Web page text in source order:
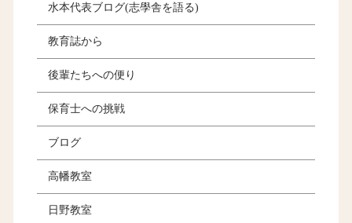
水本代表ブログ(志學舎を語る)
教育誌から
後輩たちへの便り
保育士への挑戦
ブログ
高幡教室
日野教室